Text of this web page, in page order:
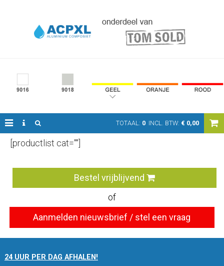
TOTAAL: 0 INCL. BTW: € 0,00
[productlist cat=""]
Bestel vrijblijvend
of
Aanmelden nieuwsbrief / stel een vraag
24 UUR PER DAG AFHALEN!